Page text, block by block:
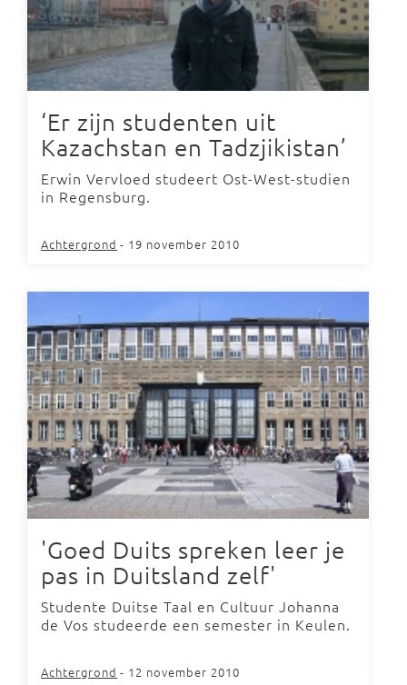
‘Er zijn studenten uit
Kazachstan en Tadzjikistan’
Erwin Vervloed studeert Ost-West-studien
in Regensburg.
Achtergrond - 19 november 2010
'Goed Duits spreken leer je
pas in Duitsland zelf'
Studente Duitse Taal en Cultuur Johanna
de Vos studeerde een semester in Keulen.
Achtergrond - 12 november 2010